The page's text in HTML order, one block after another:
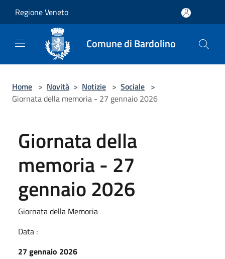
Regione Veneto
Comune di Bardolino
Home > Novità > Notizie > Sociale >
Giornata della memoria - 27 gennaio 2026
Giornata della
memoria - 27
gennaio 2026
Giornata della Memoria
Data :
27 gennaio 2026